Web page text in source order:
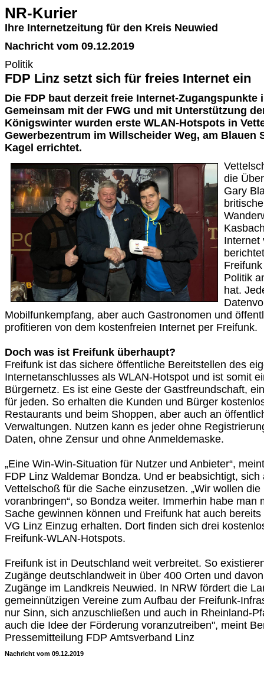
NR-Kurier
Ihre Internetzeitung für den Kreis Neuwied
Nachricht vom 09.12.2019
Politik
FDP Linz setzt sich für freies Internet ein
Die FDP baut derzeit freie Internet-Zugangspunkte
Gemeinsam mit der FWG und mit Unterstützung
Königswinter wurden erste WLAN-Hotspots in
Gewerbezentrum im Willscheider Weg, am Blauen
Kagel errichtet.
die
Gary
Internet
Politik
hat.
Mobilfunkempfang, aber auch Gastronomen und
profitieren von dem kostenfreien Internet per Freifunk.
Doch was ist Freifunk überhaupt?
Freifunk ist das sichere öffentliche Bereitstellen des
Internetanschlusses als WLAN-Hotspot und ist somit
Bürgernetz. Es ist eine Geste der Gastfreundschaft,
für jeden. So erhalten die Kunden und Bürger
Restaurants und beim Shoppen, aber auch an
Verwaltungen. Nutzen kann es jeder ohne
Daten, ohne Zensur und ohne Anmeldemaske.
„Eine Win-Win-Situation für Nutzer und Anbieter“,
FDP Linz Waldemar Bondza. Und er beabsichtigt,
Vettelschoß für die Sache einzusetzen. „Wir wollen
voranbringen“, so Bondza weiter. Immerhin habe man
Sache gewinnen können und Freifunk hat auch
VG Linz Einzug erhalten. Dort finden sich drei
Freifunk-WLAN-Hotspots.
Freifunk ist in Deutschland weit verbreitet. So
Zugänge deutschlandweit in über 400 Orten und
Zugänge im Landkreis Neuwied. In NRW fördert die
gemeinnützigen Vereine zum Aufbau der Freifunk-
nur Sinn, sich anzuschließen und auch in Rheinland-
auch die Idee der Förderung voranzutreiben", meint
Pressemitteilung FDP Amtsverband Linz
Nachricht vom 09.12.2019